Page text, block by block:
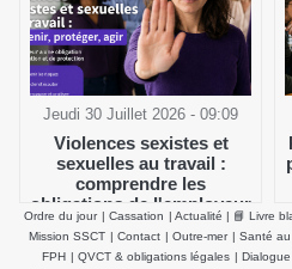
Jeudi 30 Juillet 2026 - 09:09
Violences sexistes et
sexuelles au travail :
comprendre les
obligations de l'employeur
et agir efficacement
Ordre du jour | Cassation | Actualité | 📘 Livre
Mission SSCT | Contact | Outre-mer | Santé au
FPH | QVCT & obligations légales |